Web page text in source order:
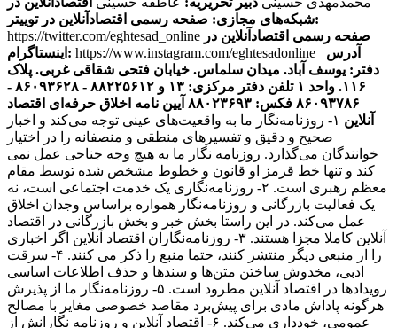
شبکه‌های مجازی:صفحه رسمی اقتصادآنلاین در توییتر:
https://twitter.com/eghtesad_online صفحه رسمی اقتصادآنلاین در
اینستاگرام: https://www.instagram.com/eghtesadonline_ آدرس
دفتر: یوسف آباد. میدان سلماس. خیابان فتحی شقاقی غربی. پلاک
۱۱۶. واحد ۱
تلفن دفتر مرکزی: ۱۳ و ۸۸۲۲۵۶۱۲ - ۸۶۰۹۳۶۲۸ -
۸۶۰۹۳۷۸۶ فکس: ۸۸۰۲۳۶۹۳
آیین نامه اخلاق حرفه‌ای اقتصاد
آنلاین
۱- روزنامه‌نگار ما به واقعیت‌های عینی توجه می‌کند و اخبار
صحیح و دقیق و تفسیرهای منطقی و منصفانه را در اختیار
خوانندگان می‌گذارد. روزنامه نگار ما به هیچ وجه جناحی عمل نمی
کند و تنها خط قرمز او قانون و خطوط مشخص شده توسط مقام
معظم رهبری است. ۲- روزنامه‌نگاری یک خدمت اجتماعی است، نه
یک فعالیت بازرگانی و روزنامه‌نگار همواره براساس وجدان اخلاق
عمل می‌کند. در این راستا بخش خبر و بخش بازرگانی در اقتصاد
آنلاین کاملا مجزا هستند. ۳- روزنامه‌نگاران اقتصاد آنلاین اگر اخباری
را از منبعی دیگر منتشر کنند، حتما منبع را ذکر می کنند. ۴- سرقت
ادبی، مخدوش ساختن متن‌ها و سندها و حذف اطلاعات اساسی
رویدادها در اقتصاد آنلاین مطرود است. ۵- روزنامه‌نگار ما از پذیرش
هرگونه پاداش مادی برای پیش‌برد مقاصد خصوصی مغایر با مصالح
عمومی، خودداری می‌کند. ۶- اقتصاد آنلاین و روزنامه نگارانش از